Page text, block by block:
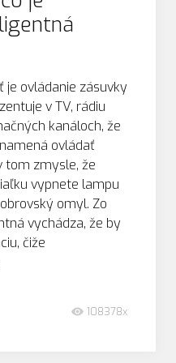
je ovládanie zásuvky
v TV, rádiu
kanáloch, že
ovládať
tom zmysle, že
vypnete lampu
omyl. Zo
vychádza, že by
čiže
108378x